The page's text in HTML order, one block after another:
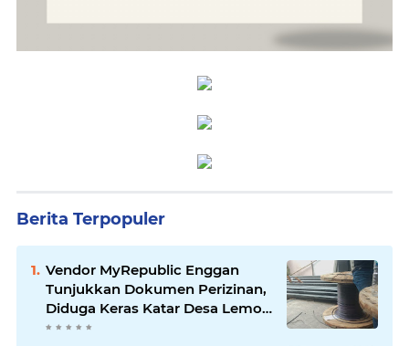
Berita Terpopuler
Vendor MyRepublic Enggan
Tunjukkan Dokumen Perizinan,
Diduga Keras Katar Desa Lemo
Disebut Handle Kordinasi